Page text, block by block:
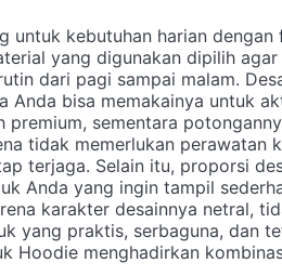
untuk kebutuhan harian
yang digunakan dipilih
dari pagi sampai malam.
Anda bisa memakainya untuk
premium, sementara
tidak memerlukan perawatan
terjaga. Selain itu, proporsi
Anda yang ingin tampil
karakter desainnya netral,
yang praktis, serbaguna, dan
Hoodie menghadirkan